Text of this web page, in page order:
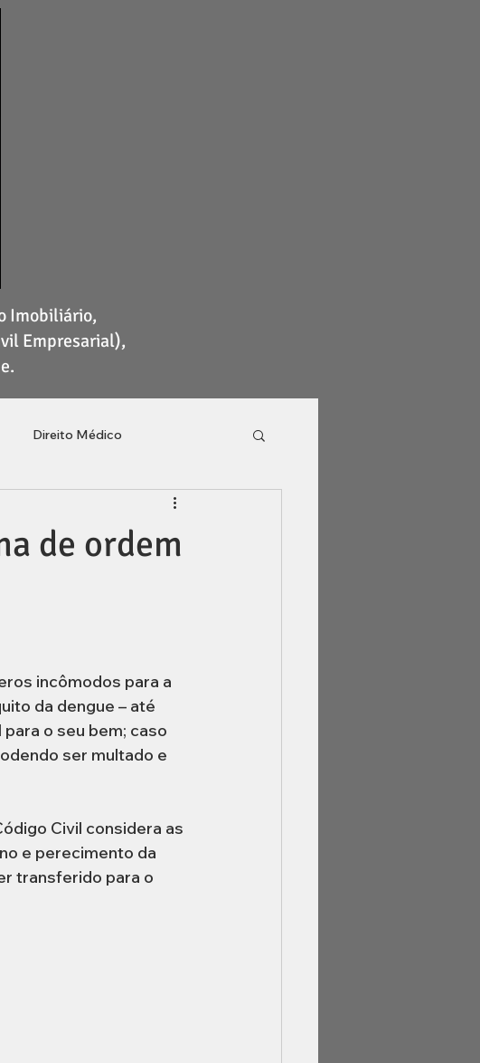
Imobiliário,
Empresarial),
Direito Médico
Inventário
de ordem
incômodos para a
da dengue – até
o seu bem; caso
ser multado e
Civil considera as
e perecimento da
transferido para o